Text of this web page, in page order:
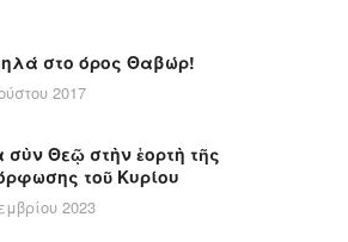
στο όρος Θαβώρ!
2017
σὺν Θεῷ στὴν ἑορτὴ τῆς
τοῦ Κυρίου
2023